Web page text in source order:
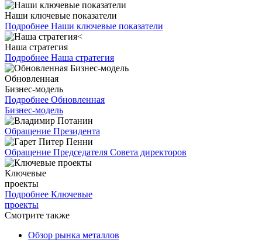
Наши ключевые показатели
Подробнее Наши ключевые показатели
Наша стратегия
Подробнее Наша стратегия
Обновленная
Бизнес-модель
Подробнее Обновленная
Бизнес-модель
Обращение Президента
Обращение Председателя Совета директоров
Ключевые
проекты
Подробнее Ключевые
проекты
Смотрите также
Обзор рынка металлов